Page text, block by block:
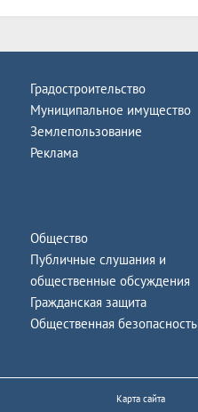
Градостроительство
Муниципальное имущество
Землепользование
Реклама
Общество
Публичные слушания и
общественные обсуждения
Гражданская защита
Общественная безопасность
Карта сайта